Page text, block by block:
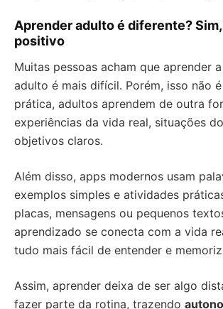
Aprender adulto é diferente?
positivo
Muitas pessoas acham que aprender
adulto é mais difícil. Porém, isso não
prática, adultos aprendem de outra
experiências da vida real, situações
objetivos claros.
Além disso, apps modernos usam
exemplos simples e atividades
placas, mensagens ou pequenos
aprendizado se conecta com a vida
tudo mais fácil de entender e
Assim, aprender deixa de ser algo
fazer parte da rotina, trazendo